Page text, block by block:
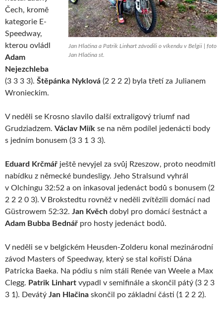
Jan Hlačina a Patrik Linhart závodili o víkendu v Belgii | foto
Jan Hlačina st.
Čech, kromě
kategorie E-
Speedway,
kterou ovládl
Adam
Nejezchleba
(3 3 3 3). Štěpánka Nyklová (2 2 2 2) byla třetí za Julianem
Wronieckim.
V neděli se Krosno slavilo další extraligový triumf nad
Grudziadzem. Václav Miík se na něm podílel jedenácti body
s jedním bonusem (3 3 1 3 3).
Eduard Krčmář ještě nevyjel za svůj Rzeszow, proto neodmítl
nabídku z německé bundesligy. Jeho Stralsund vyhrál
v Olchingu 32:52 a on inkasoval jedenáct bodů s bonusem (2
2 2 2 0 3). V Brokstedtu rovněž v neděli zvítězili domácí nad
Güstrowem 52:32. Jan Kvěch dobyl pro domácí šestnáct a
Adam Bubba Bednář pro hosty jedenáct bodů.
V neděli se v belgickém Heusden-Zolderu konal mezinárodní
závod Masters of Speedway, který se stal kořistí Dána
Patricka Baeka. Na pódiu s ním stáli Renée van Weele a Max
Clegg. Patrik Linhart vypadl v semifinále a skončil pátý (3 2 3
3 1). Devátý Jan Hlačina skončil po základní části (1 2 2 2).